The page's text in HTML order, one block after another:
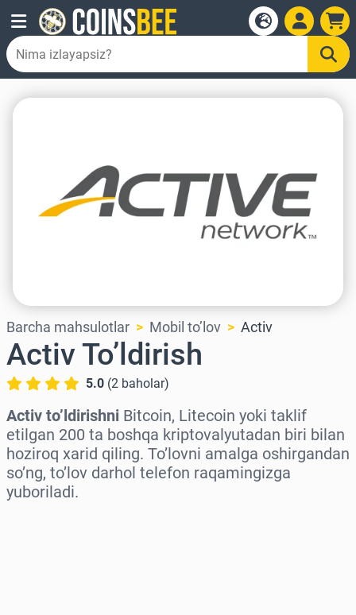
Barcha mahsulotlar Mobil to’lov Activ
Activ To’ldirish
5.0 (2 baholar)
Activ to’ldirishni Bitcoin, Litecoin yoki taklif
etilgan 200 ta boshqa kriptovalyutadan biri bilan
hoziroq xarid qiling. To’lovni amalga oshirgandan
so’ng, to’lov darhol telefon raqamingizga
yuboriladi.